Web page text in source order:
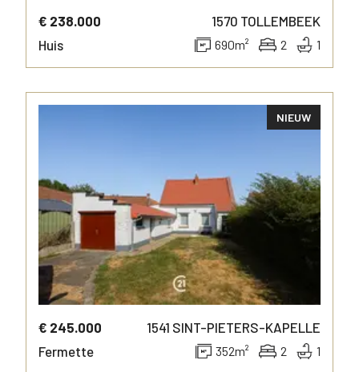
€ 238.000 1570 TOLLEMBEEK
Huis
690m² 2 1
NIEUW
€ 245.000 1541 SINT-PIETERS-KAPELLE
Fermette
352m² 2 1